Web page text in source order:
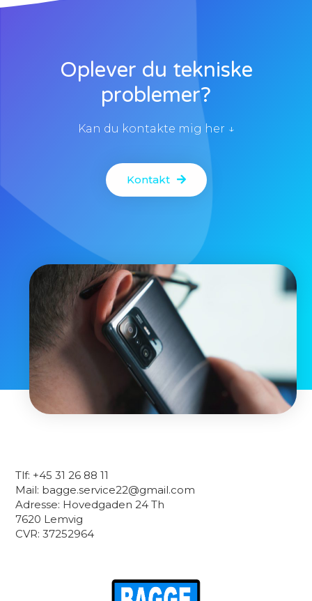
Oplever du tekniske
problemer?
Kan du kontakte mig her ↓
Kontakt
Tlf: +45 31 26 88 11
Mail: bagge.service22@gmail.com
Adresse: Hovedgaden 24 Th
7620 Lemvig
CVR: 37252964